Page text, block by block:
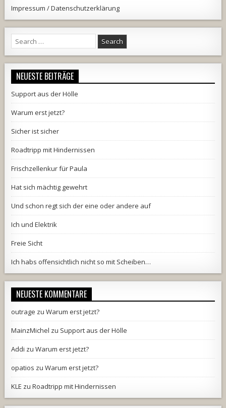
Impressum / Datenschutzerklärung
Search
for:
NEUESTE BEITRÄGE
Support aus der Hölle
Warum erst jetzt?
Sicher ist sicher
Roadtripp mit Hindernissen
Frischzellenkur für Paula
Hat sich mächtig gewehrt
Und schon regt sich der eine oder andere auf
Ich und Elektrik
Freie Sicht
Ich habs offensichtlich nicht so mit Scheiben…
NEUESTE KOMMENTARE
outrage zuWarum erst jetzt?
MainzMichel zu Support aus der Hölle
Addi zuWarum erst jetzt?
opatios zuWarum erst jetzt?
KLE zuRoadtripp mit Hindernissen